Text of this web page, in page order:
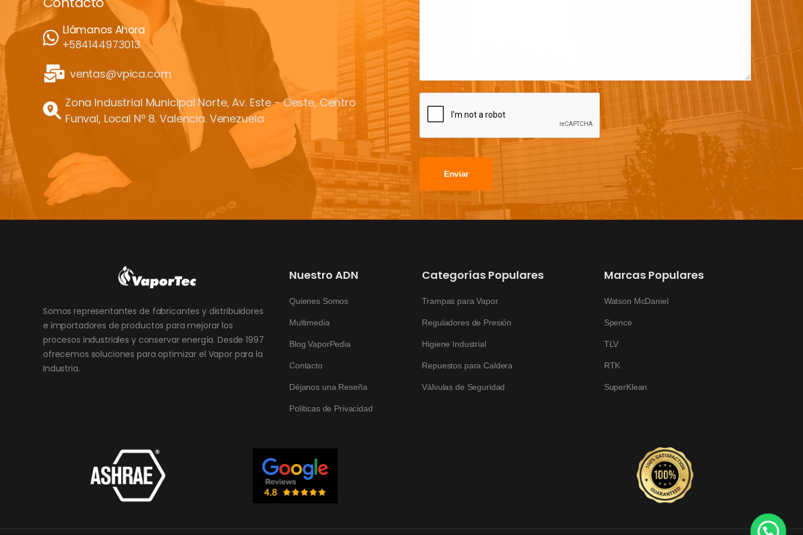
Llámanos Ahora
+584144973013
ventas@vpica.com
Zona Industrial Municipal Norte, Av. Este - Oeste, Centro
Funval, Local Nº 8. Valencia. Venezuela
Enviar
Somos representantes de fabricantes y distribuidores
e importadores de productos para mejorar los
procesos industriales y conservar energía. Desde 1997
ofrecemos soluciones para optimizar el Vapor para la
Industria.
Nuestro ADN
Quienes Somos
Multimedia
Blog VaporPedia
Contacto
Déjanos una Reseña
Políticas de Privacidad
Categorías Populares
Trampas para Vapor
Reguladores de Presión
Higiene Industrial
Repuestos para Caldera
Válvulas de Seguridad
Marcas Populares
Watson McDaniel
Spence
TLV
RTK
SuperKlean